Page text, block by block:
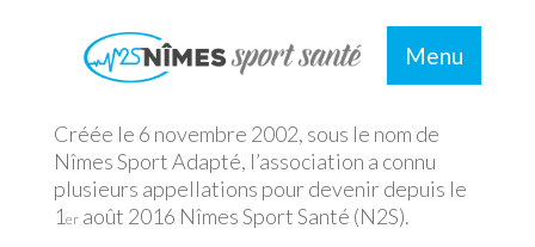
Menu
HISTOIRE
Créée le 6 novembre 2002, sous le nom de
Nîmes Sport Adapté, l’association a connu
plusieurs appellations pour devenir depuis le
1 eraoût 2016 Nîmes Sport Santé (N2S).